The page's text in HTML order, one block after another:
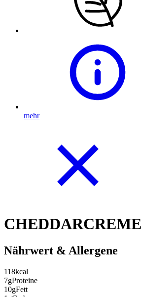
mehr
CHEDDARCREME
Nährwert & Allergene
118kcal
7gProteine
10gFett